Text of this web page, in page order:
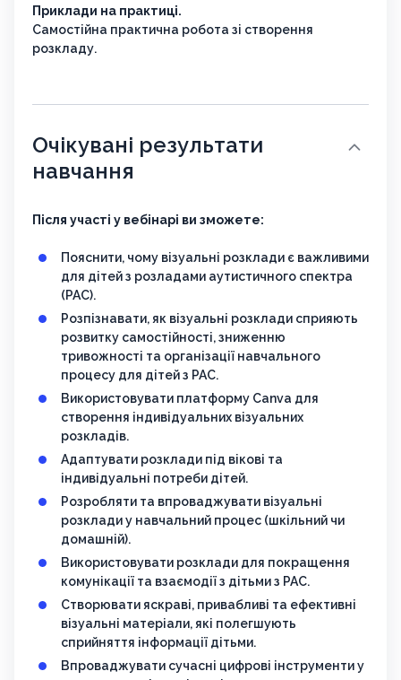
Приклади на практиці.
Самостійна практична робота зі створення
розкладу.
Очікувані результати
навчання
Після участі у вебінарі ви зможете:
Пояснити, чому візуальні розклади є важливими
для дітей з розладами аутистичного спектра
(РАС).
Розпізнавати, як візуальні розклади сприяють
розвитку самостійності, зниженню
тривожності та організації навчального
процесу для дітей з РАС.
Використовувати платформу Canva для
створення індивідуальних візуальних
розкладів.
Адаптувати розклади під вікові та
індивідуальні потреби дітей.
Розробляти та впроваджувати візуальні
розклади у навчальний процес (шкільний чи
домашній).
Використовувати розклади для покращення
комунікації та взаємодії з дітьми з РАС.
Створювати яскраві, привабливі та ефективні
візуальні матеріали, які полегшують
сприйняття інформації дітьми.
Впроваджувати сучасні цифрові інструменти у